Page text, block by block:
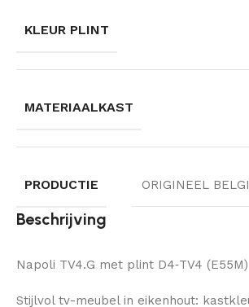
KLEUR PLINT
MATERIAALKAST
PRODUCTIE ORIGINEEL
Beschrijving
Napoli TV4.G met plint D4‑TV4 (E55M)
Stijlvol tv-meubel in eikenhout: